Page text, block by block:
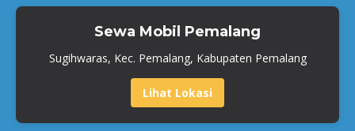
Sewa Mobil Pemalang
Sugihwaras, Kec. Pemalang, Kabupaten Pemalang
Lihat Lokasi